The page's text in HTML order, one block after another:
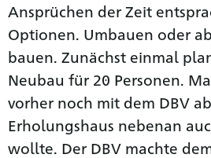
Ansprüchen der Zeit
Optionen. Umbauen oder
bauen. Zunächst einmal
Neubau für 20 Personen.
vorher noch mit dem DBV
Erholungshaus nebenan
wollte. Der DBV machte